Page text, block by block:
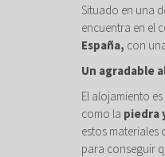
Situado en una
encuentra en el
España, con
Un agradable
El alojamiento
como la piedra
estos
para conseguir